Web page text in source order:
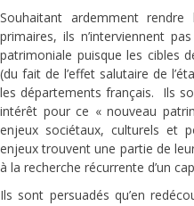
Souhaitant ardemment
primaires, ils n’interviennent
patrimoniale puisque les cibles
(du fait de l’effet salutaire de
les départements français. Ils
intérêt pour ce « nouveau
enjeux sociétaux, culturels et
enjeux trouvent une partie de
à la recherche récurrente d’un
Ils sont persuadés qu’en